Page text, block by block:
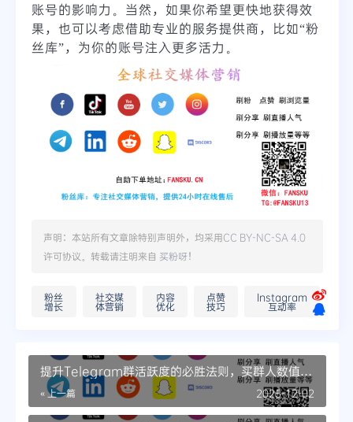
账号的影响力。当然，如果你希望更快地获得效
果，也可以考虑借助专业的服务提供商，比如“粉
丝库”，为你的账号注入更多活力。
声明：本站所有文章除特别声明外，均采用CC BY-NC-SA 4.0
许可协议。转载请注明来自 买粉呀！
粉丝
增长
社交媒
体营销
内容
优化
点赞
技巧
Instagram
互动率
提升Telegram群活跃度的必胜法则，买群人数值得
关注
« 上一篇 2025-12-02